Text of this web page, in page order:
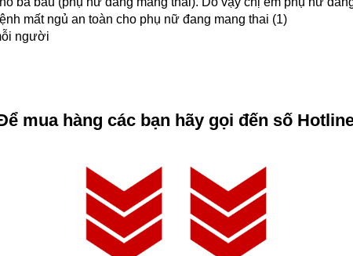
mất ngủ an toàn cho phụ nữ đang mang thai (1)
người
mua hàng các bạn hãy gọi đến số